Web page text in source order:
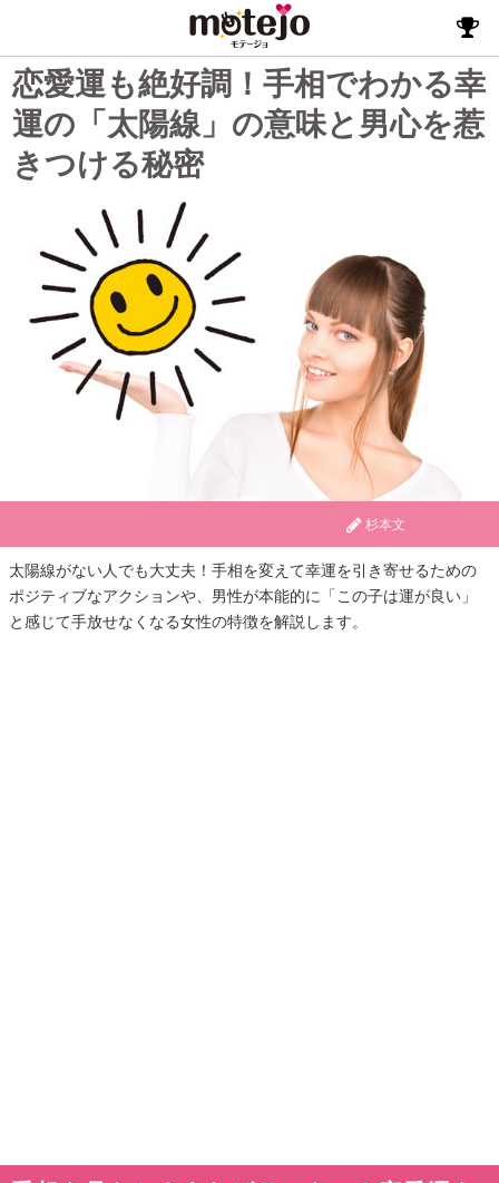
恋愛運も絶好調！手相でわかる幸
運の「太陽線」の意味と男心を惹
きつける秘密
杉本文
太陽線がない人でも大丈夫！手相を変えて幸運を引き寄せるための
ポジティブなアクションや、男性が本能的に「この子は運が良い」
と感じて手放せなくなる女性の特徴を解説します。